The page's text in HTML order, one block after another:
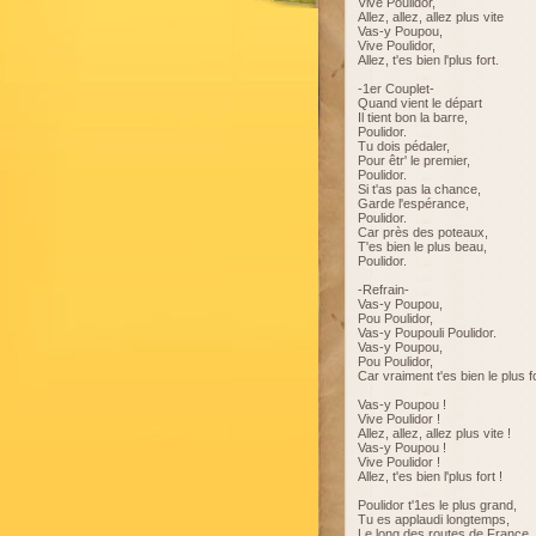
Allez, allez, allez plus vite
Vas-y Poupou,
Vive Poulidor,
Allez, t'es bien l'plus fort.
-1er Couplet-
Quand vient le départ
Il tient bon la barre,
Poulidor.
Tu dois pédaler,
Pour êtr' le premier,
Poulidor.
Si t'as pas la chance,
Garde l'espérance,
Poulidor.
Car près des poteaux,
T'es bien le plus beau,
Poulidor.
-Refrain-
Vas-y Poupou,
Pou Poulidor,
Vas-y Poupouli Poulidor.
Vas-y Poupou,
Pou Poulidor,
Car vraiment t'es bien le plus
Vas-y Poupou !
Vive Poulidor !
Allez, allez, allez plus vite !
Vas-y Poupou !
Vive Poulidor !
Allez, t'es bien l'plus fort !
Poulidor t'1es le plus grand,
Tu es applaudi longtemps,